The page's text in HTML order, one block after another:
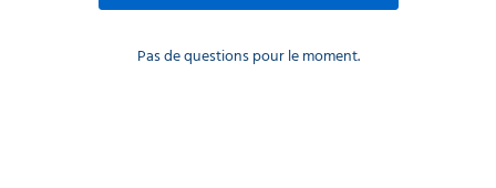
Pas de questions pour le moment.